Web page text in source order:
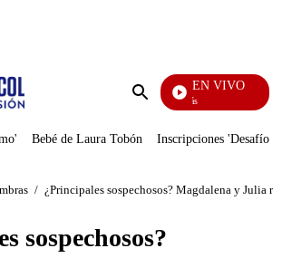
Enviar
EN VIVO
También Caerás
Bebé de Laura Tobón Inscripciones 'Desafío'
/ ¿Principales sospechosos? Magdalena y Julia
sospechosos?